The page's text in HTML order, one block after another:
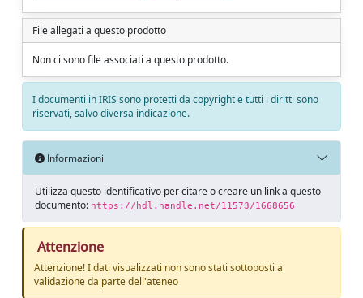
File allegati a questo prodotto
Non ci sono file associati a questo prodotto.
I documenti in IRIS sono protetti da copyright e tutti i diritti sono
riservati, salvo diversa indicazione.
Informazioni
Utilizza questo identificativo per citare o creare un link a questo
documento: https://hdl.handle.net/11573/1668656
Attenzione
Attenzione! I dati visualizzati non sono stati sottoposti a
validazione da parte dell'ateneo